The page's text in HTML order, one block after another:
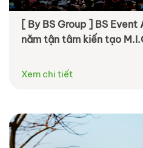
[ By BS Group ] BS
năm tận tâm kiến tạo
Xem chi tiết